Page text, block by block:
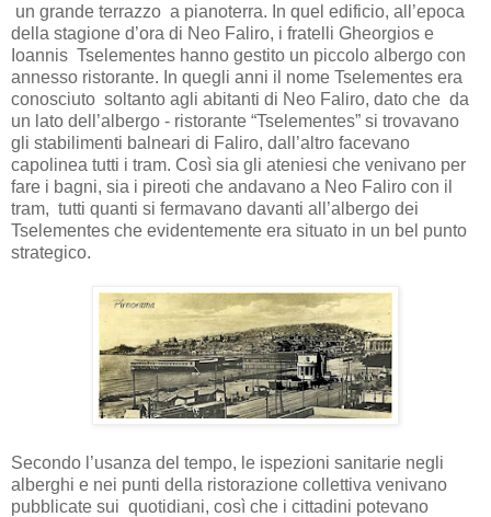
un grande terrazzo a pianoterra. In quel edificio, all’epoca
della stagione d’ora di Neo Faliro, i fratelli Gheorgios e
Ioannis Tselementes hanno gestito un piccolo albergo con
annesso ristorante. In quegli anni il nome Tselementes era
conosciuto soltanto agli abitanti di Neo Faliro, dato che da
un lato dell’albergo - ristorante “Tselementes” si trovavano
gli stabilimenti balneari di Faliro, dall’altro facevano
capolinea tutti i tram. Così sia gli ateniesi che venivano per
fare i bagni, sia i pireoti che andavano a Neo Faliro con il
tram, tutti quanti si fermavano davanti all’albergo dei
Tselementes che evidentemente era situato in un bel punto
strategico.
Secondo l’usanza del tempo, le ispezioni sanitarie negli
alberghi e nei punti della ristorazione collettiva venivano
pubblicate sui quotidiani, così che i cittadini potevano